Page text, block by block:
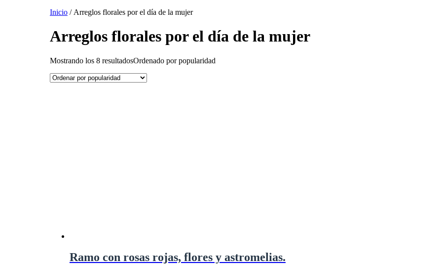
Inicio/ Arreglos florales por el día de la mujer
Arreglos florales por el día de la mujer
Mostrando los 8 resultadosOrdenado por popularidad
Ramo con rosas rojas, flores y astromelias.